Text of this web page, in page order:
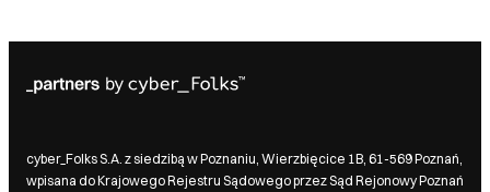
cyber_Folks S.A. z siedzibą w Poznaniu, Wierzbięcice 1B, 61-569 Poznań,
wpisana do Krajowego Rejestru Sądowego przez Sąd Rejonowy Poznań